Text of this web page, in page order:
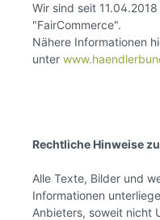
Wir sind seit
"FairCommerce".
Nähere Informationen
unter
Rechtliche Hinweise
Alle Texte, Bilder und
Informationen
Anbieters, soweit nicht